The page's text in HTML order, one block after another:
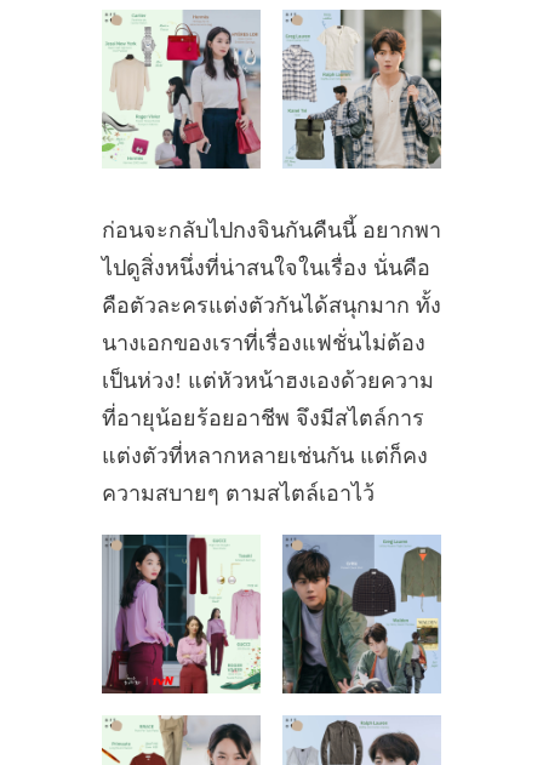
ก่อนจะกลับไปกงจินกันคืนนี้ อยากพา
ไปดูสิ่งหนึ่งที่น่าสนใจในเรื่อง นั่นคือ
คือตัวละครแต่งตัวกันได้สนุกมาก ทั้ง
นางเอกของเราที่เรื่องแฟชั่นไม่ต้อง
เป็นห่วง! แต่หัวหน้าฮงเองด้วยความ
ที่อายุน้อยร้อยอาชีพ จึงมีสไตล์การ
แต่งตัวที่หลากหลายเช่นกัน แต่ก็คง
ความสบายๆ ตามสไตล์เอาไว้